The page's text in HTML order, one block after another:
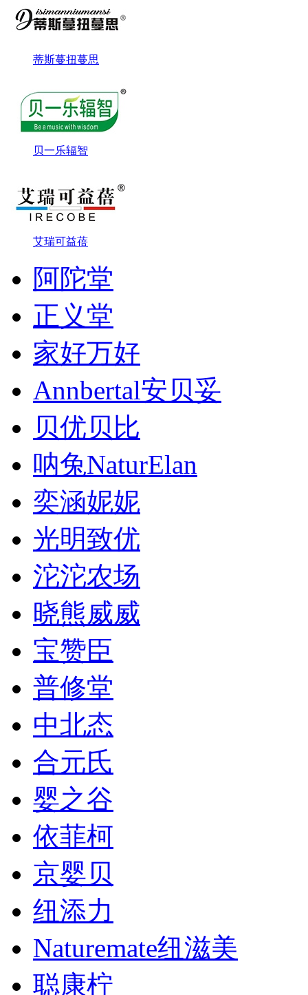
蒂斯蔓扭蔓思
贝一乐辐智
艾瑞可益蓓
阿陀堂
正义堂
家好万好
Annbertal安贝妥
贝优贝比
呐兔NaturElan
奕涵妮妮
光明致优
沱沱农场
晓熊威威
宝赞臣
普修堂
中北态
合元氏
婴之谷
依菲柯
京婴贝
纽添力
Naturemate纽滋美
聪康柠